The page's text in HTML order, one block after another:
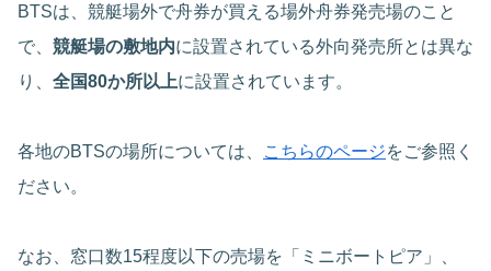
BTSは、競艇場外で舟券が買える場外舟券発売場のこと
で、 競艇場の敷地内に設置されている外向発売所とは異な
り、 全国80か所以上に設置されています。
各地のBTSの場所については、 こちらのページをご参照く
ださい。
なお、窓口数15程度以下の売場を「ミニボートピア」、